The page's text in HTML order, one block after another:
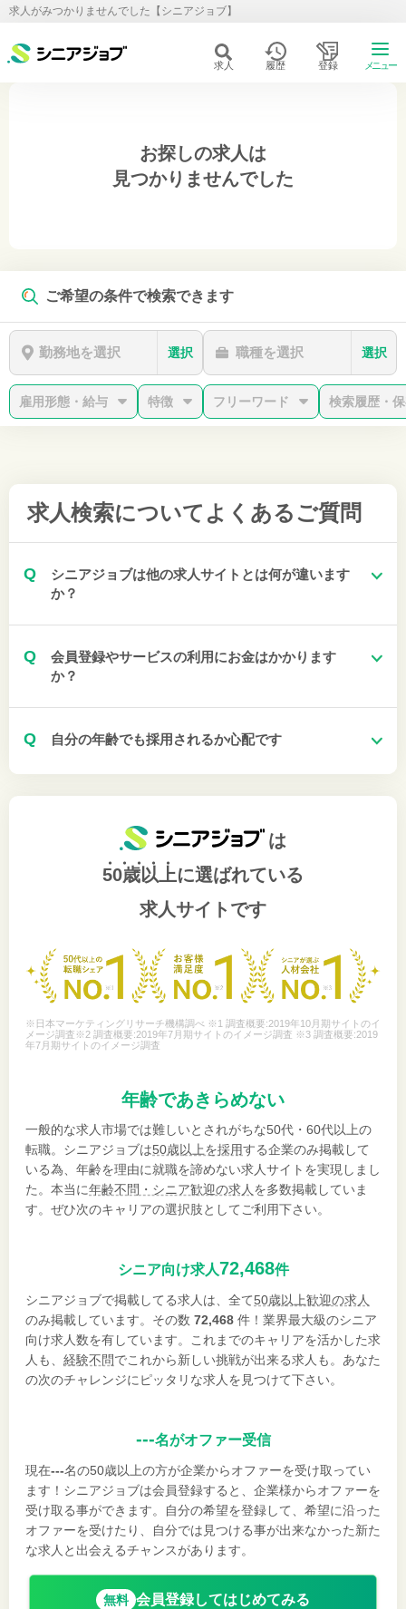
求人がみつかりませんでした【シニアジョブ】
求人 履歴 登録 メニュー
お探しの求人は
見つかりませんでした
ご希望の条件で検索できます
勤務地を選択 選択 職種を選択 選択
雇用形態・給与 特徴 フリーワード 検索履歴・
求人検索について よくあるご質問
Q
シニアジョブは他の求人サイトとは何が違います
か？
Q
会員登録やサービスの利用にお金はかかります
か？
Q 自分の年齢でも採用されるか心配です
は
50歳以上に選ばれている
求人サイトです
※日本マーケティングリサーチ機構調べ ※1 調査概要:2019年10月期サイトのイ
メージ調査※2 調査概要:2019年7月期サイトのイメージ調査 ※3 調査概要:2019
年7月期サイトのイメージ調査
年齢であきらめない
一般的な求人市場では難しいとされがちな50代・60代以上の
転職。シニアジョブは50歳以上を採用する企業のみ掲載して
いる為、年齢を理由に就職を諦めない求人サイトを実現しまし
た。本当に年齢不問・シニア歓迎の求人 を多数掲載していま
す。ぜひ次のキャリアの選択肢としてご利用下さい。
シニア向け求人72,468件
シニアジョブで掲載してる求人は、全て50歳以上歓迎の求人
のみ掲載しています。その数 72,468 件！業界最大級のシニア
向け求人数を有しています。これまでのキャリアを活かした求
人も、 経験不問でこれから新しい挑戦が出来る求人も。あなた
の次のチャレンジにピッタリな求人を見つけて下さい。
---名がオファー受信
現在---名の50歳以上の方が企業からオファーを受け取ってい
ます！シニアジョブは会員登録すると、企業様からオファーを
受け取る事ができます。自分の希望を登録して、希望に沿った
オファーを受けたり、自分では見つける事が出来なかった新た
な求人と出会えるチャンスがあります。
無料 会員登録してはじめてみる